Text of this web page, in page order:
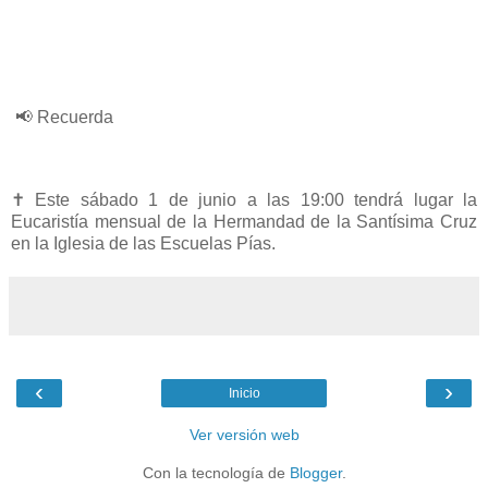
📢 Recuerda
✝️ Este sábado 1 de junio a las 19:00 tendrá lugar la
Eucaristía mensual de la Hermandad de la Santísima Cruz
en la Iglesia de las Escuelas Pías.
‹ ›
Inicio
Ver versión web
Con la tecnología de Blogger.